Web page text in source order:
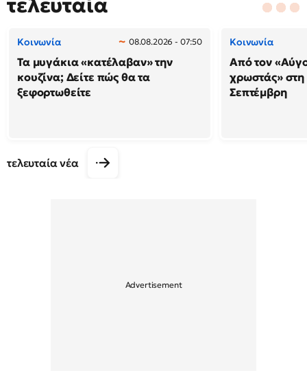
Κοινωνία 08.08.2026 - 07:50
Τα μυγάκια «κατέλαβαν» την
κουζίνα; Δείτε πώς θα τα
ξεφορτωθείτε
Κοινωνία
Από τον
χρωστάς»
Σεπτέμβρη
τελευταία νέα